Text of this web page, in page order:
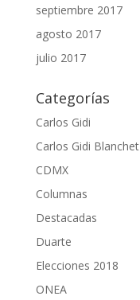
septiembre 2017
agosto 2017
julio 2017
Categorías
Carlos Gidi
Carlos Gidi Blanchet
CDMX
Columnas
Destacadas
Duarte
Elecciones 2018
ONEA